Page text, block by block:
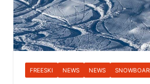
FREESKI NEWS NEWS